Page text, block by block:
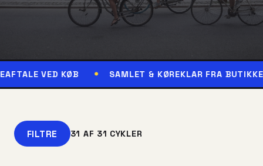
KØB SAMLET & KØREKLAR FRA BUTIKKEN
FILTRE 31 AF 31 CYKLER